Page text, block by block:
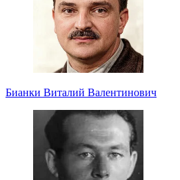
Бианки Виталий Валентинович